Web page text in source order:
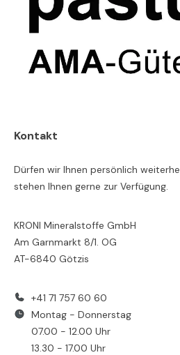
Kontakt
Dürfen wir Ihnen persönlich
stehen Ihnen gerne zur Verfügung.
KRONI Mineralstoffe GmbH
Am Garnmarkt 8/1. OG
AT-6840 Götzis
+41 71 757 60 60
Montag - Donnerstag
07.00 - 12.00 Uhr
13.30 - 17.00 Uhr